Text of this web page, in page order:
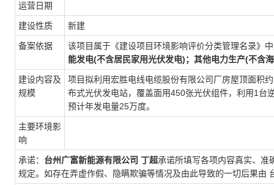
运营日期
建设性质 新建
备案依据
该项目属于《建设项目环境影响评价分类管理名录》
能发电(不含居民家用光伏发电)；其他电力生产(不含
建设内容及
规模
项目拟利用宏胜电线电缆股份有限公司厂房屋顶面积
布式光伏发电站，覆盖面用450张光伏组件，利用1台
预计年发电量25万度。
主要环境影
响
承诺： 台州广富新能源有限公司 丁超承诺所填写各项内容真实、准
规定。如存在弄虚作假、隐瞒欺骗等情况及由此导致的一切后果由